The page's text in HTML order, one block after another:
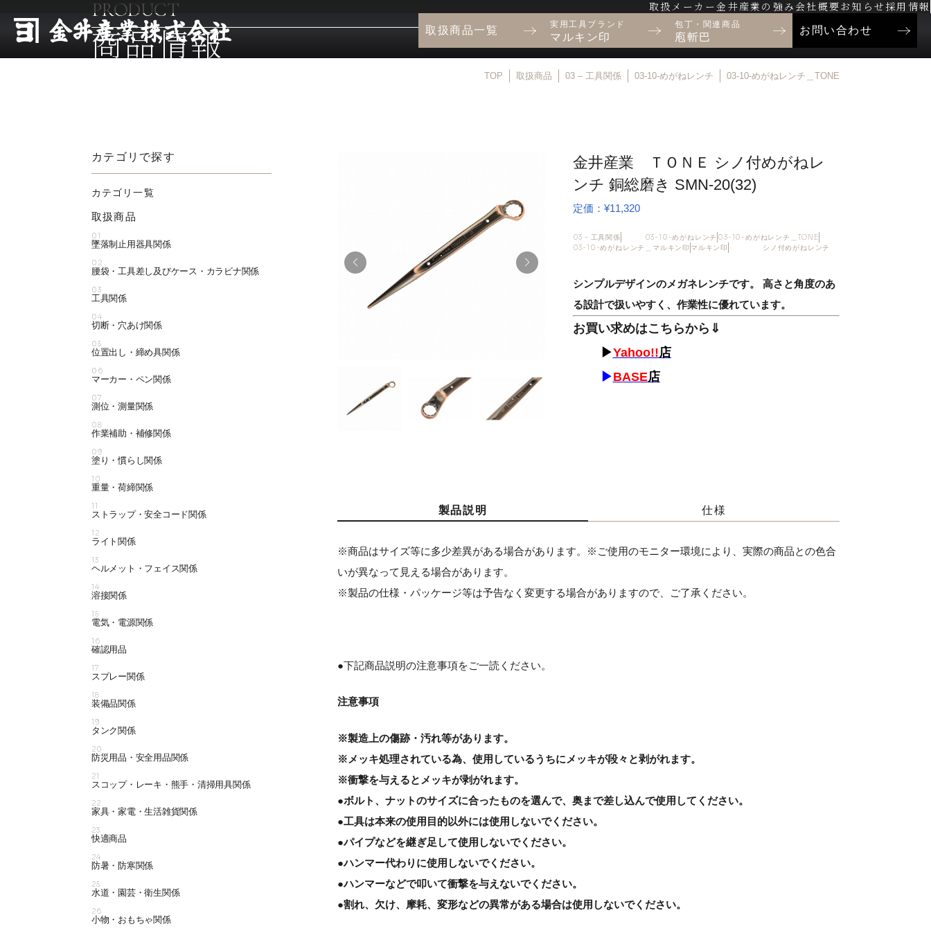
取扱メーカー金井産業の強み 会社概要お知らせ 採用情報
取扱商品一覧 実用工具ブランド
マルキン印
包丁・関連商品
庖斬巴
お問い合わせ
PRODUCT
商品情報
TOP 取扱商品 03 – 工具関係 03-10-めがねレンチ 03-10-めがねレンチ＿TONE
金井産業 ＴＯＮＥ シノ付めがねレ
ンチ 銅総磨き SMN-20(32)
定価：¥11,320
03 – 工具関係 03-10-めがねレンチ 03-10-めがねレンチ＿TONE
03-10-めがねレンチ＿マルキン印 マルキン印 シノ付めがねレンチ
シンプルデザインのメガネレンチです。 高さと角度のあ
る設計で扱いやすく、作業性に優れています。
お買い求めはこちらから⇓
▶Yahoo!!店
▶BASE店
製品説明 仕様
※商品はサイズ等に多少差異がある場合があります。※ご使用のモニター環境により、実際の商品との色合
いが異なって見える場合があります。
※製品の仕様・パッケージ等は予告なく変更する場合がありますので、ご了承ください。
●下記商品説明の注意事項をご一読ください。
注意事項
※製造上の傷跡・汚れ等があります。
※メッキ処理されている為、使用しているうちにメッキが段々と剥がれます。
※衝撃を与えるとメッキが剥がれます。
●ボルト、ナットのサイズに合ったものを選んで、奥まで差し込んで使用してください。
●工具は本来の使用目的以外には使用しないでください。
●パイプなどを継ぎ足して使用しないでください。
●ハンマー代わりに使用しないでください。
●ハンマーなどで叩いて衝撃を与えないでください。
●割れ、欠け、摩耗、変形などの異常がある場合は使用しないでください。
カテゴリで探す
カテゴリ一覧
取扱商品
01
墜落制止用器具関係
02
腰袋・工具差し及びケース・カラビナ関係
03
工具関係
04
切断・穴あけ関係
05
位置出し・締め具関係
06
マーカー・ペン関係
07
測位・測量関係
08
作業補助・補修関係
09
塗り・慣らし関係
10
重量・荷締関係
11
ストラップ・安全コード関係
12
ライト関係
13
ヘルメット・フェイス関係
14
溶接関係
15
電気・電源関係
16
確認用品
17
スプレー関係
18
装備品関係
19
タンク関係
20
防災用品・安全用品関係
21
スコップ・レーキ・熊手・清掃用具関係
22
家具・家電・生活雑貨関係
23
快適商品
24
防暑・防寒関係
25
水道・園芸・衛生関係
26
小物・おもちゃ関係